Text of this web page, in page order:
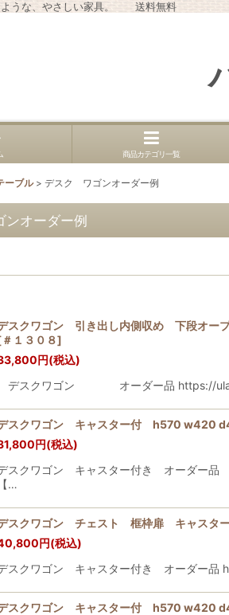
ような、やさしい家具。 送料無料
商品カテゴリ一覧
ーブル > デスク ワゴンオーダー例
オーダー例
スクワゴン 引き出し内側収め 下段オ
＃１３０８]
円(税込)
デスクワゴン オーダー品 https://
スクワゴン キャスター付 h570 w420
円(税込)
スクワゴン キャスター付き オーダー
【…
スクワゴン チェスト 框枠扉 キャスタ
円(税込)
スクワゴン キャスター付き オーダー品
スクワゴン キャスター付 h570 w420